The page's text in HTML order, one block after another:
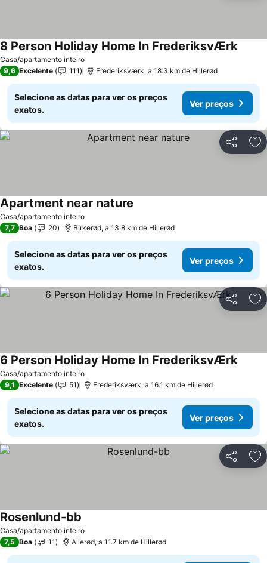
Casa/apartamento inteiro
8 Person Holiday Home In FrederiksvÆrk
9,6 Excelente 111 Frederiksværk, a 18.3 km de Hillerød
Selecione as datas para ver os preços
exatos.
Ver preços
Partilhar
Casa/apartamento inteiro
Apartment near nature
7,7 Boa 20 Birkerød, a 13.8 km de Hillerød
Selecione as datas para ver os preços
exatos.
Ver preços
Partilhar
Casa/apartamento inteiro
6 Person Holiday Home In FrederiksvÆrk
9,1 Excelente 51 Frederiksværk, a 16.1 km de Hillerød
Selecione as datas para ver os preços
exatos.
Ver preços
Partilhar
Casa/apartamento inteiro
Rosenlund-bb
7,5 Boa 11 Allerød, a 11.7 km de Hillerød